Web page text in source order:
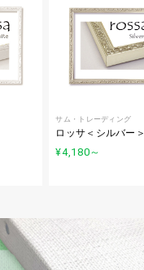
サム・トレーディング
ロッサ＜シルバー＞
¥4,180～